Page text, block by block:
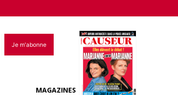
Je m'abonne
MAGAZINES